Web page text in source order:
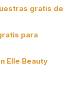
gratis de
para
Elle Beauty